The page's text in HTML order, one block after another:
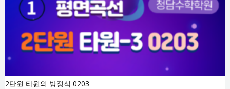
2단원 타원의 방정식 0203